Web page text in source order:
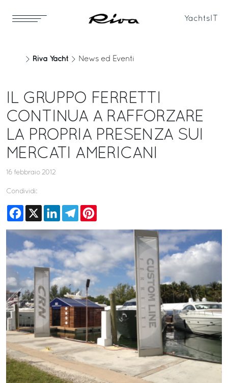
Yachts
Riva Yacht News ed Eventi
IL GRUPPO FERRETTI
CONTINUA A RAFFORZARE
LA PROPRIA PRESENZA SUI
MERCATI AMERICANI
16 febbraio 2012
Condividi:
Facebook
X LinkedInTelegram